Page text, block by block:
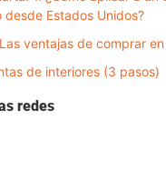
Estados Unidos?
ventajas de comprar
de interiores (3 pasos)
redes